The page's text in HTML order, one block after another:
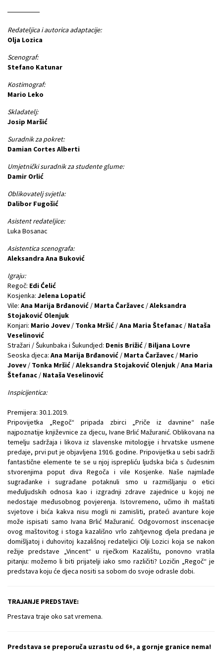
Redateljica i autorica adaptacije:
Olja Lozica
Scenograf:
Stefano Katunar
Kostimograf:
Mario Leko
Skladatelj:
Josip Maršić
Suradnik za pokret:
Damian Cortes Alberti
Umjetnički suradnik za studente glume:
Damir Orlić
Oblikovatelj svjetla:
Dalibor Fugošić
Asistent redateljice:
Luka Bosanac
Asistentica scenografa:
Aleksandra Ana Buković
Igraju:
Regoč: Edi Ćelić
Kosjenka: Jelena Lopatić
Vile: Ana Marija Brđanović / Marta Čaržavec /Aleksandra
Stojaković Olenjuk
Konjari: Mario Jovev / Tonka Mršić /Ana Maria Štefanac / Nataša
Veselinović
Stražari / Šukunbaka i Šukundjed: Denis Brižić / Biljana Lovre
Seoska djeca: Ana Marija Brđanović / Marta Čaržavec / Mario
Jovev / Tonka Mršić /Aleksandra Stojaković Olenjuk /Ana Maria
Štefanac / Nataša Veselinović
Inspicijentica:
Premijera: 30.1.2019.
Pripovijetka „Regoč“ pripada zbirci „Priče iz davnine“ naše
najpoznatije književnice za djecu, Ivane Brlić Mažuranić. Oblikovana na
temelju sadržaja i likova iz slavenske mitologije i hrvatske usmene
predaje, prvi put je objavljena 1916. godine. Pripovijetka u sebi sadrži
fantastične elemente te se u njoj isprepliću ljudska bića s čudesnim
stvorenjima poput diva Regoča i vile Kosjenke. Naše najmlađe
sugrađanke i sugrađane potaknuli smo u razmišljanju o etici
međuljudskih odnosa kao i izgradnji zdrave zajednice u kojoj ne
nedostaje međusobnog povjerenja. Istovremeno, učimo ih maštati
svjetove i bića kakva nisu mogli ni zamisliti, prateći avanture koje
može ispisati samo Ivana Brlić Mažuranić. Odgovornost inscenacije
ovog maštovitog i stoga kazališno vrlo zahtjevnog djela predana je
domišljatoj i duhovitoj kazališnoj redateljici Olji Lozici koja se nakon
režije predstave „Vincent“ u riječkom Kazalištu, ponovno vratila
pitanju: možemo li biti prijatelji iako smo različiti? Lozičin „Regoč“ je
predstava koju će djeca nositi sa sobom do svoje odrasle dobi.
TRAJANJE PREDSTAVE:
Prestava traje oko sat vremena.
Predstava se preporuča uzrastu od 6+, a gornje granice nema!